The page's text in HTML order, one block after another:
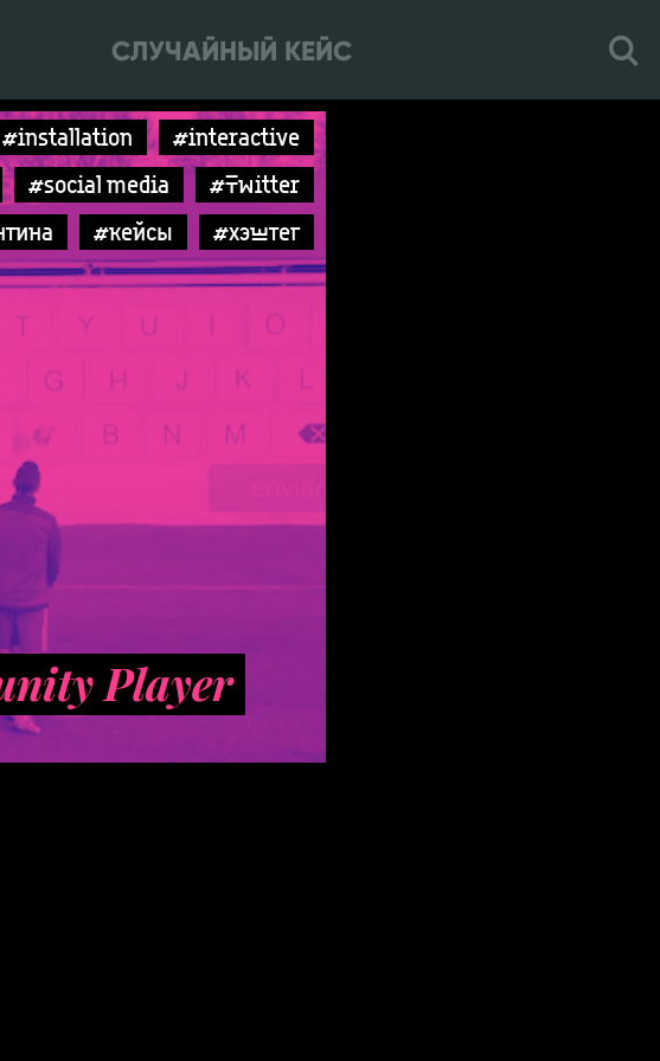
СЛУЧАЙНЫЙ КЕЙС
#installation
#interactive
#social media
#Twitter
#кейсы #хэштег
Player